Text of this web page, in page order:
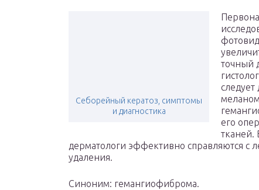
Себорейный кератоз, симптомы
и диагностика
точный
его
тканей.
дерматологи эффективно справляются
удаления.
Синоним: гемангиофиброма.